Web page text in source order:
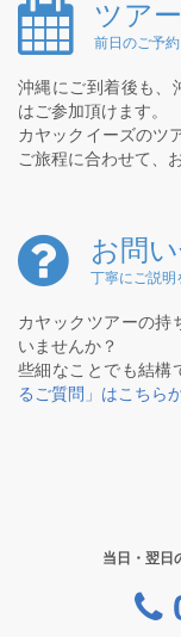
ツア
前日のご予
沖縄にご到着後も、
はご参加頂けます。
カヤックイーズのツ
ご旅程に合わせて、
お問
丁寧にご説明
カヤックツアーの持
いませんか？
些細なことでも結構
るご質問」はこちら
当日・翌日